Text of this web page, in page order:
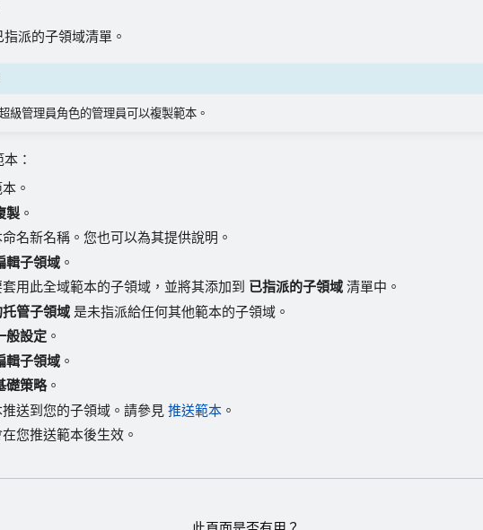
派的子領域清單。
級管理員角色的管理員可以複製範本。
：
。
製 。
名新名稱。您也可以為其提供說明。
輯子領域 。
用此全域範本的子領域，並將其添加到 已指派的子領域 清單中。
管子領域 是未指派給任何其他範本的子領域。
般設定 。
輯子領域 。
礎策略。
送到您的子領域。請參見推送範本 。
您推送範本後生效。